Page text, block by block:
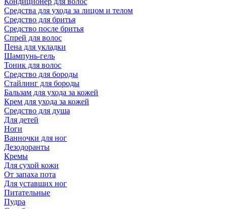
Средства для ухода за лицом и телом
Средство для бритья
Средство после бритья
Спрей для волос
Пена для укладки
Шампунь-гель
Тоник для волос
Средство для бороды
Стайлинг для бороды
Бальзам для ухода за кожей
Крем для ухода за кожей
Средство для душа
Для детей
Ноги
Ванночки для ног
Дезодоранты
Кремы
Для сухой кожи
От запаха пота
Для уставших ног
Питательные
Пудра